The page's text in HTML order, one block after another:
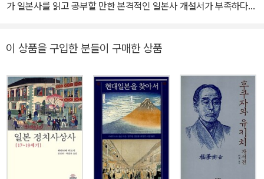
가 일본사를 읽고 공부할 만한 본격적인 일본사 개설서가 부족하다는
다. 『아틀라스 일본사』는 국내 일본사 연구자들이 총집결해 있는 일
본사 연구자 단체인 ‘일본사학회’가 통사적 안목을 가지고 통합적으
로 ‘하나’의 일본사를 쓰고자 했다. 총 여덟 명의 필자가 집필에 참여
했는데, 기존의 단순 교과서식 서술과 정보 나열 방식을 거부하고 글
맛 나고 개성 넘치는 글쓰기로 일본사에 대한 흥미를 이끌어냈다. 또
각 시대사 최고의 전문가들이 집필에 참여해 개설서적인 내용만이 아
니라, 최신의 연구 경향도 균형 있게 반영되어 일본사 이해의 폭을 확
장시켜준다. 이 책을 통해, 한국 독자들의 일본사에 대한 이해, 더 나
이 상품을 구입한 분들이 구매한 상품